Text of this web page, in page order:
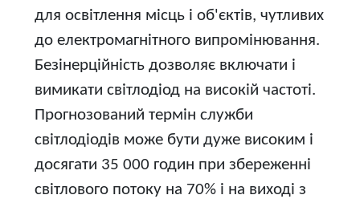
для освітлення місць і об'єктів, чутливих
до електромагнітного випромінювання.
Безінерційність дозволяє включати і
вимикати світлодіод на високій частоті.
Прогнозований термін служби
світлодіодів може бути дуже високим і
досягати 35 000 годин при збереженні
світлового потоку на 70% і на виході з